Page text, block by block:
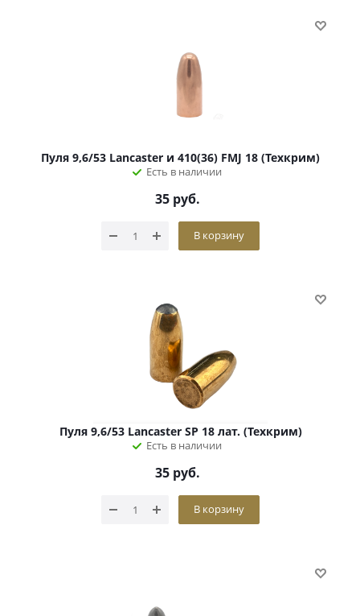
Пуля 9,6/53 Lancaster и 410(36) FMJ 18 (Техкрим)
Есть в наличии
35 руб.
В корзину
Пуля 9,6/53 Lancaster SP 18 лат. (Техкрим)
Есть в наличии
35 руб.
В корзину